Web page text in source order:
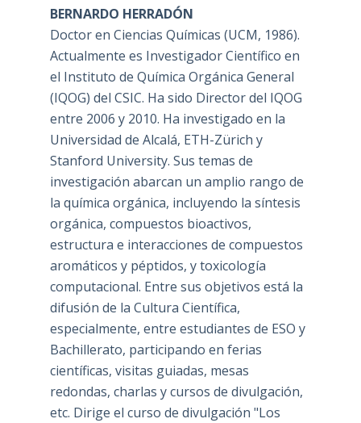
BERNARDO HERRADÓN
Doctor en Ciencias Químicas (UCM, 1986).
Actualmente es Investigador Científico en
el Instituto de Química Orgánica General
(IQOG) del CSIC. Ha sido Director del IQOG
entre 2006 y 2010. Ha investigado en la
Universidad de Alcalá, ETH-Zürich y
Stanford University. Sus temas de
investigación abarcan un amplio rango de
la química orgánica, incluyendo la síntesis
orgánica, compuestos bioactivos,
estructura e interacciones de compuestos
aromáticos y péptidos, y toxicología
computacional. Entre sus objetivos está la
difusión de la Cultura Científica,
especialmente, entre estudiantes de ESO y
Bachillerato, participando en ferias
científicas, visitas guiadas, mesas
redondas, charlas y cursos de divulgación,
etc. Dirige el curso de divulgación "Los